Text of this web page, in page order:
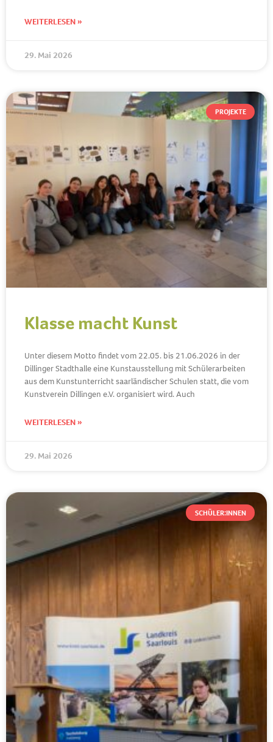
WEITERLESEN »
29. Mai 2026
PROJEKTE
Klasse macht Kunst
Unter diesem Motto findet vom 22.05. bis 21.06.2026 in der
Dillinger Stadthalle eine Kunstausstellung mit Schülerarbeiten
aus dem Kunstunterricht saarländischer Schulen statt, die vom
Kunstverein Dillingen e.V. organisiert wird. Auch
WEITERLESEN »
29. Mai 2026
SCHÜLER:INNEN